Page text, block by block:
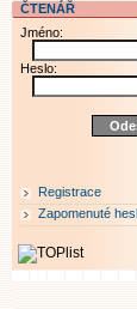
ČTENÁŘ
Jméno:
Heslo:
Registrace
Zapomenuté